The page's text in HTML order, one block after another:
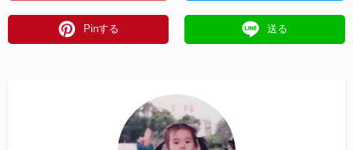
Pinする 送る